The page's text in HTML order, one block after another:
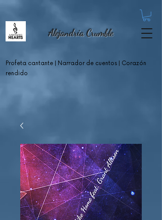
Alejandría Crumble
Profeta cantante
| Narrador de cuentos | Corazón
rendido